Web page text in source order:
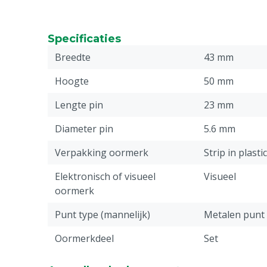
Specificaties
Breedte
43 mm
Hoogte
50 mm
Lengte pin
23 mm
Diameter pin
5.6 mm
Verpakking oormerk
Strip in
Elektronisch of visueel
oormerk
Visueel
Punt type (mannelijk)
Metalen punt
Oormerkdeel
Set